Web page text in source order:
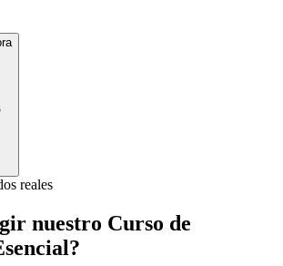
reales
nuestro Curso de